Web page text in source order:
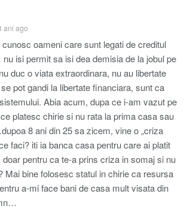
ani ago
cunosc oameni care sunt legati de creditul
isi permit sa isi dea demisia de la jobul pe
duc o viata extraordinara, nu au libertate
pot gandi la libertate financiara, sunt ca
Abia acum, dupa ce i-am vazut pe
platesc chirie si nu rata la prima casa sau
8 ani din 25 sa zicem, vine o „criza
faci? iti ia banca casa pentru care ai platit
doar pentru ca te-a prins criza in somaj si nu
Mai bine folosesc statul in chirie ca resursa
a-mi face bani de casa mult visata din